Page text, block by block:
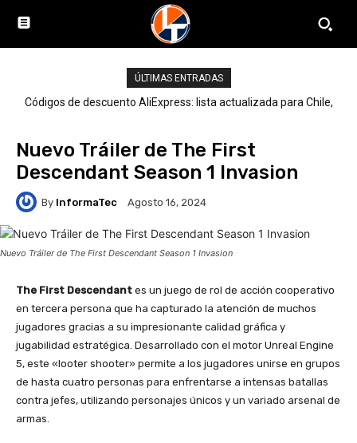
ÚLTIMAS ENTRADAS
Códigos de descuento AliExpress: lista actualizada para Chile,
Nuevo Tráiler de The First
Descendant Season 1 Invasion
By InformaTec Agosto 16, 2024
Nuevo Tráiler de The First Descendant Season 1 Invasion
The First Descendant es un juego de rol de acción cooperativo
en tercera persona que ha capturado la atención de muchos
jugadores gracias a su impresionante calidad gráfica y
jugabilidad estratégica. Desarrollado con el motor Unreal Engine
5, este «looter shooter» permite a los jugadores unirse en grupos
de hasta cuatro personas para enfrentarse a intensas batallas
contra jefes, utilizando personajes únicos y un variado arsenal de
armas.